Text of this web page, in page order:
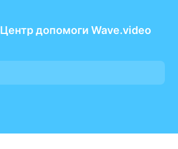
Центр допомоги Wave.video